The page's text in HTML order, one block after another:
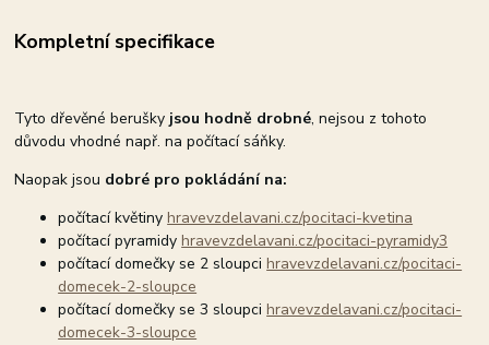
Kompletní specifikace
Tyto dřevěné berušky jsou hodně drobné, nejsou z tohoto
důvodu vhodné např. na počítací sáňky.
Naopak jsou dobré pro pokládání na:
počítací květinyhravevzdelavani.cz/pocitaci-kvetina
počítací pyramidyhravevzdelavani.cz/pocitaci-pyramidy3
počítací domečky se 2 sloupcihravevzdelavani.cz/pocitaci-
domecek-2-sloupce
počítací domečky se 3 sloupcihravevzdelavani.cz/pocitaci-
domecek-3-sloupce